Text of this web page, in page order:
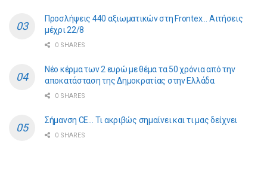
Προσλήψεις 440 αξιωματικών στη Frontex… Αιτήσεις
μέχρι 22/8
0 SHARES
Νέο κέρμα των 2 ευρώ με θέμα τα 50 χρόνια από την
αποκατάσταση της Δημοκρατίας στην Ελλάδα
0 SHARES
Σήμανση CE… Τι ακριβώς σημαίνει και τι μας δείχνει
0 SHARES